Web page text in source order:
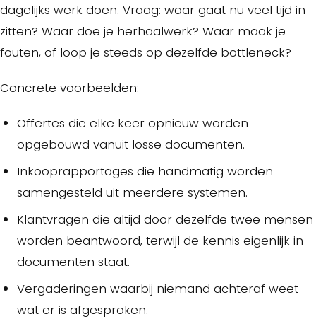
dagelijks werk doen. Vraag: waar gaat nu veel tijd in
zitten? Waar doe je herhaalwerk? Waar maak je
fouten, of loop je steeds op dezelfde bottleneck?
Concrete voorbeelden:
Offertes die elke keer opnieuw worden
opgebouwd vanuit losse documenten.
Inkooprapportages die handmatig worden
samengesteld uit meerdere systemen.
Klantvragen die altijd door dezelfde twee mensen
worden beantwoord, terwijl de kennis eigenlijk in
documenten staat.
Vergaderingen waarbij niemand achteraf weet
wat er is afgesproken.